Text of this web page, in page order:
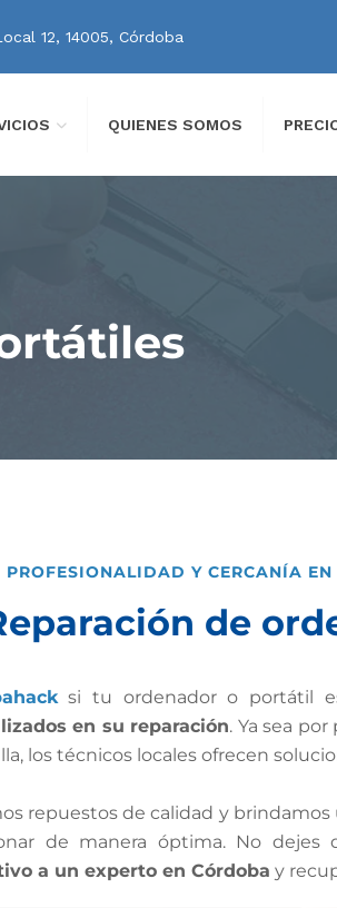
12, 14005, Córdoba
QUIENES SOMOS
PROFESIONALIDAD Y CERCANÍA
de
si tu ordenador o portátil
en su reparación. Ya sea
los técnicos locales ofrecen
repuestos de calidad y
de manera óptima. No
a un experto en Córdoba y